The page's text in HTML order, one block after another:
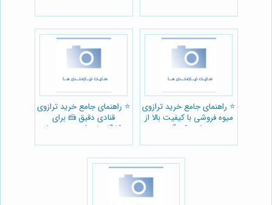
⭐️ راهنمای جامع خرید ترازوی
میوه فروشی با کیفیت بالا از
ترازمحک 🍎
⭐️ راهنمای جامع خرید ترازوی
قنادی دقیق 🍰 برای
کارگاه‌های شیرینی‌پزی |